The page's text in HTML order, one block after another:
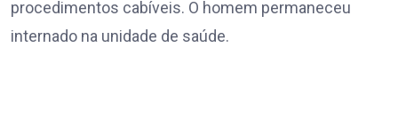
procedimentos cabíveis. O homem permaneceu
internado na unidade de saúde.